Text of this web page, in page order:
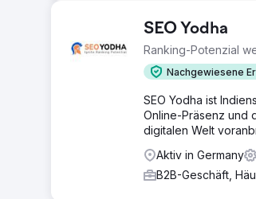
SEO Yodha
Ranking-Potenzial
Nachgewiesene
SEO Yodha ist
Online-Präsenz und
digitalen Welt
Aktiv in Germany
B2B-Geschäft,